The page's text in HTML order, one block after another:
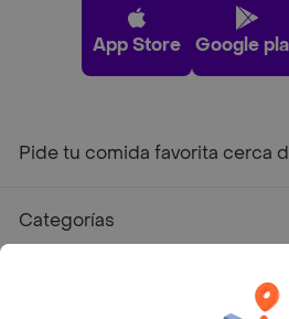
App Store Google
Pide tu comida favorita cerca
Categorías